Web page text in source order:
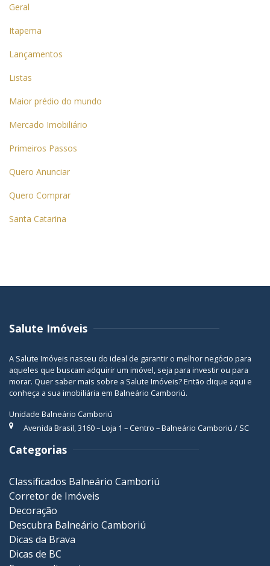
Geral
Itapema
Lançamentos
Listas
Maior prédio do mundo
Mercado Imobiliário
Primeiros Passos
Quero Anunciar
Quero Comprar
Santa Catarina
Salute Imóveis
A Salute Imóveis nasceu do ideal de garantir o melhor negócio para
aqueles que buscam adquirir um imóvel, seja para investir ou para
morar. Quer saber mais sobre a Salute Imóveis? Então clique aqui e
conheça a sua imobiliária em Balneário Camboriú.
Unidade Balneário Camboriú
Avenida Brasil, 3160 – Loja 1 – Centro – Balneário Camboriú / SC
Categorias
Classificados Balneário Camboriú
Corretor de Imóveis
Decoração
Descubra Balneário Camboriú
Dicas da Brava
Dicas de BC